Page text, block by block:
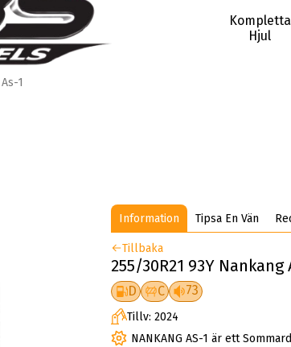
Kompletta
Hjul
As-1
Information Tipsa En Vän
Tillbaka
255/30R21 93Y Nankang
D C 73
Tillv: 2024
NANKANG AS-1 är ett